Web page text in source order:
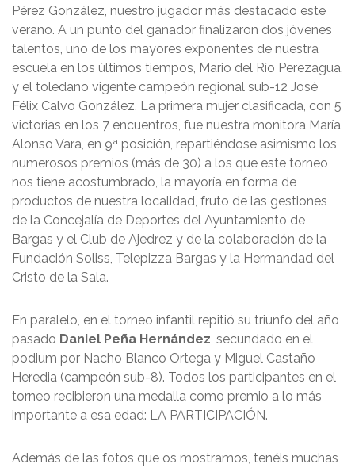
Pérez González, nuestro jugador más destacado este
verano. A un punto del ganador finalizaron dos jóvenes
talentos, uno de los mayores exponentes de nuestra
escuela en los últimos tiempos, Mario del Río Perezagua,
y el toledano vigente campeón regional sub-12 José
Félix Calvo González. La primera mujer clasificada, con 5
victorias en los 7 encuentros, fue nuestra monitora María
Alonso Vara, en 9ª posición, repartiéndose asimismo los
numerosos premios (más de 30) a los que este torneo
nos tiene acostumbrado, la mayoría en forma de
productos de nuestra localidad, fruto de las gestiones
de la Concejalía de Deportes del Ayuntamiento de
Bargas y el Club de Ajedrez y de la colaboración de la
Fundación Soliss, Telepizza Bargas y la Hermandad del
Cristo de la Sala.
En paralelo, en el torneo infantil repitió su triunfo del año
pasado Daniel Peña Hernández , secundado en el
podium por Nacho Blanco Ortega y Miguel Castaño
Heredia (campeón sub-8). Todos los participantes en el
torneo recibieron una medalla como premio a lo más
importante a esa edad: LA PARTICIPACIÓN.
Además de las fotos que os mostramos, tenéis muchas